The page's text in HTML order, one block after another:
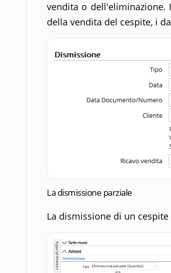
vendita o
della vendita del cespite, i
La dismissione parziale
La dismissione di un